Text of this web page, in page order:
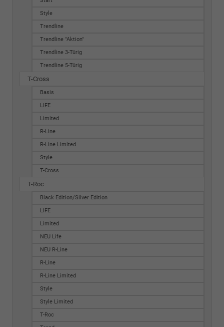
Style
Trendline
Trendline "Aktion"
Trendline 3-Türig
Trendline 5-Türig
T-Cross
Basis
LIFE
Limited
R-Line
R-Line Limited
Style
T-Cross
T-Roc
Black Edition/Silver Edition
LIFE
Limited
NEU Life
NEU R-Line
R-Line
R-Line Limited
Style
Style Limited
T-Roc